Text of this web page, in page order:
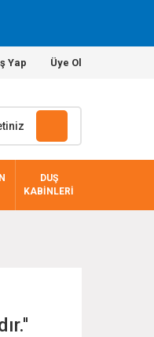
Yap Üye Ol
DUŞ
KABİNLERİ